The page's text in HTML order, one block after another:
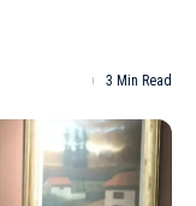
3 Min Read